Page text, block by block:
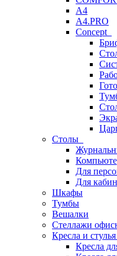
A4
A4.PRO
Concept
Столы
Для
Для
Шкафы
Тумбы
Вешалки
Стеллажи
Кресла и стулья
Кресла